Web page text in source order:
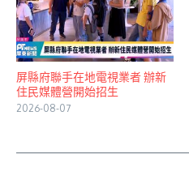
屏縣府聯手在地電視業者 辦新
住民媒體營開始招生
2026-08-07